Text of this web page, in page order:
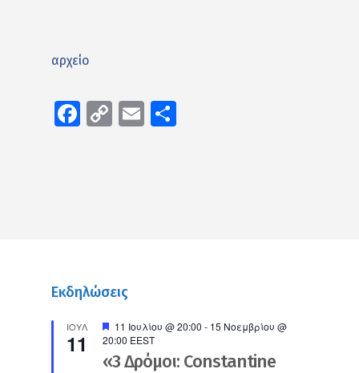
αρχείο
Facebook
CopyEmail
Εκδηλώσεις
ΙΟΎΛ
11
Προτεινόμενο
11 Ιουλίου @ 20:00 - 15 Νοεμβρίου @
20:00 EEST
«3 Δρόμοι: Constantine